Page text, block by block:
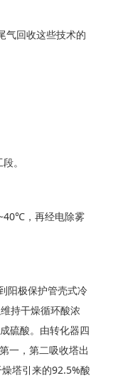
气回收这些技术的
。
，再经电除雾
阳极保护管壳式冷
持干燥循环酸浓
硫酸。由转化器四
一，第二吸收塔出
塔引来的92.5%酸